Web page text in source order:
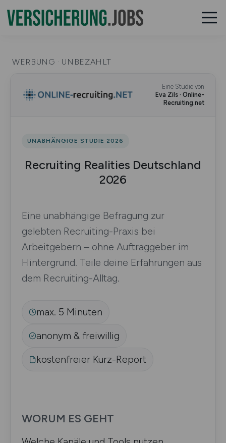
WERBUNG · UNBEZAHLT
Eine Studie von
Eva Zils · Online-
Recruiting.net
UNABHÄNGIGE STUDIE 2026
Recruiting Realities Deutschland
2026
Eine unabhängige Befragung zur
gelebten Recruiting-Praxis bei
Arbeitgebern – ohne Auftraggeber im
Hintergrund. Teile deine Erfahrungen aus
dem Recruiting-Alltag.
max. 5 Minuten
anonym & freiwillig
kostenfreier Kurz-Report
WORUM ES GEHT